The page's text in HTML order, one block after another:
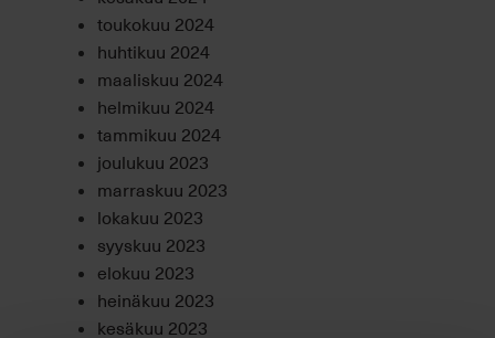
toukokuu 2024
huhtikuu 2024
maaliskuu 2024
helmikuu 2024
tammikuu 2024
joulukuu 2023
marraskuu 2023
lokakuu 2023
syyskuu 2023
elokuu 2023
heinäkuu 2023
kesäkuu 2023